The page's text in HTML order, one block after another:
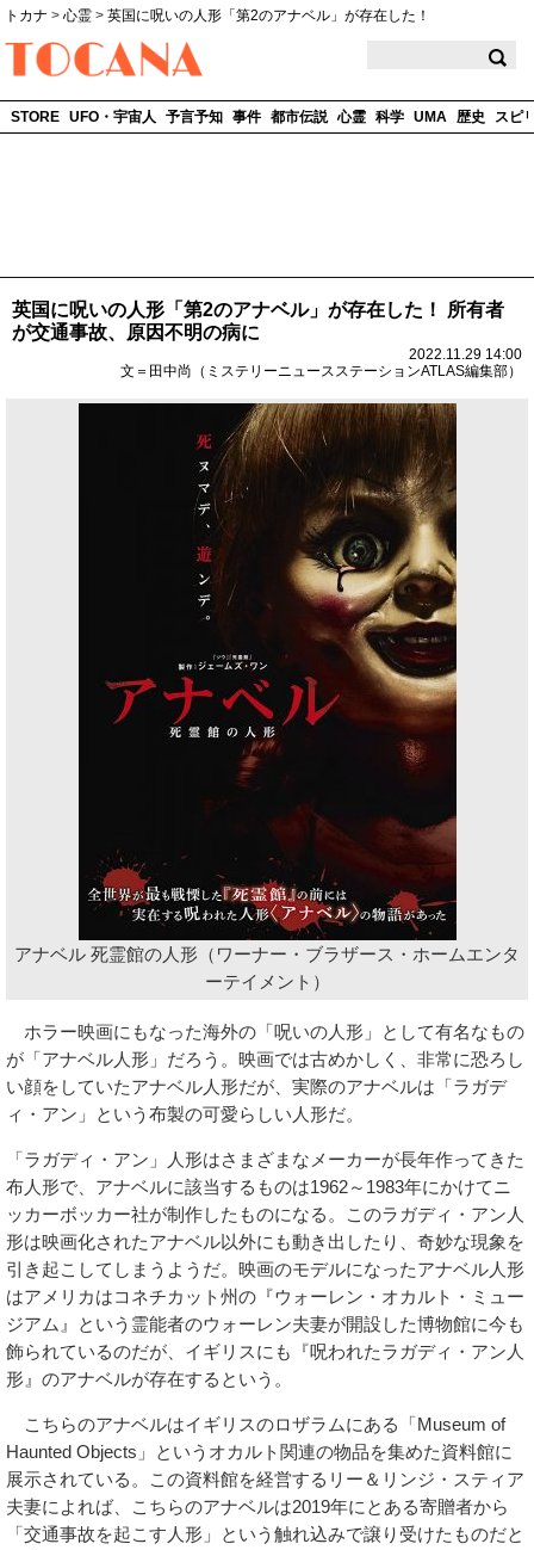
トカナ > 心霊 > 英国に呪いの人形「第2のアナベル」が存在した！
STORE UFO・宇宙人 予言予知 事件 都市伝説 心霊 科学 UMA 歴史 スピ
英国に呪いの人形「第2のアナベル」が存在した！ 所有者
が交通事故、原因不明の病に
2022.11.29 14:00
文＝田中尚（ミステリーニュースステーションATLAS編集部）
アナベル 死霊館の人形（ワーナー・ブラザース・ホームエンタ
ーテイメント）
ホラー映画にもなった海外の「呪いの人形」として有名なもの
が「アナベル人形」だろう。映画では古めかしく、非常に恐ろし
い顔をしていたアナベル人形だが、実際のアナベルは「ラガデ
ィ・アン」という布製の可愛らしい人形だ。
「ラガディ・アン」人形はさまざまなメーカーが長年作ってきた
布人形で、アナベルに該当するものは1962～1983年にかけてニ
ッカーボッカー社が制作したものになる。このラガディ・アン人
形は映画化されたアナベル以外にも動き出したり、奇妙な現象を
引き起こしてしまうようだ。映画のモデルになったアナベル人形
はアメリカはコネチカット州の『ウォーレン・オカルト・ミュー
ジアム』という霊能者のウォーレン夫妻が開設した博物館に今も
飾られているのだが、イギリスにも『呪われたラガディ・アン人
形』のアナベルが存在するという。
こちらのアナベルはイギリスのロザラムにある「Museum of
Haunted Objects」というオカルト関連の物品を集めた資料館に
展示されている。この資料館を経営するリー＆リンジ・スティア
夫妻によれば、こちらのアナベルは2019年にとある寄贈者から
「交通事故を起こす人形」という触れ込みで譲り受けたものだと